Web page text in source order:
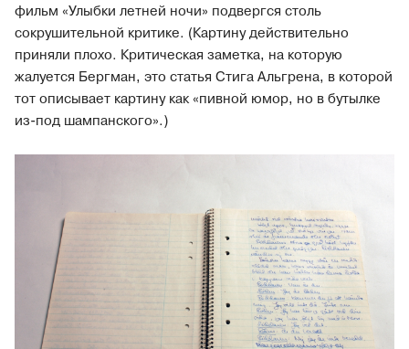
фильм «Улыбки летней ночи» подвергся столь
сокрушительной критике. (Картину действительно
приняли плохо. Критическая заметка, на которую
жалуется Бергман, это статья Стига Альгрена, в которой
тот описывает картину как «пивной юмор, но в бутылке
из-под шампанского».)